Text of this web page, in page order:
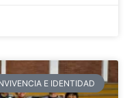
E IDENTIDAD